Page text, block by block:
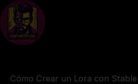
Ir
contenido
Cómo Crear un Lora con